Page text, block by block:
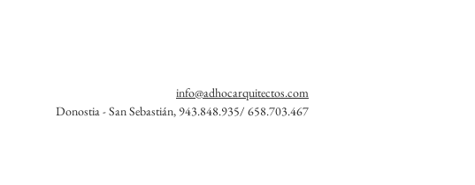
info@adhocarquitectos.com
Donostia - San Sebastián, 943.848.935/ 658.703.467